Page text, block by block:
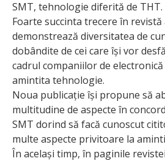
SMT, tehnologie diferită de THT.
Foarte succinta trecere în
demonstrează diversitatea de
dobândite de cei care își vor
cadrul companiilor de
amintita tehnologie.
Noua publicație își propune să
multitudine de aspecte în
SMT dorind să facă cunoscut
multe aspecte privitoare la
În același timp, în paginile